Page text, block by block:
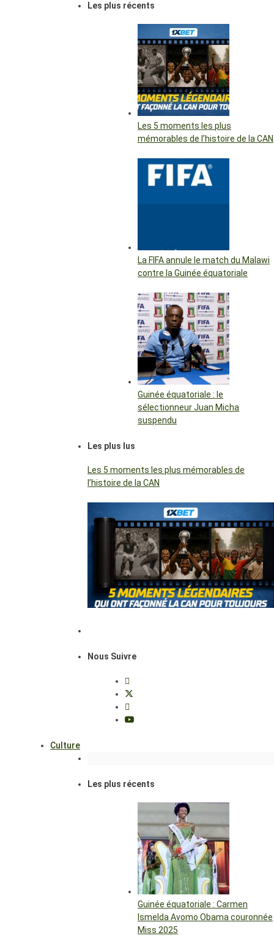
Les plus récents
Les 5 moments les plus
mémorables de l’histoire de la CAN
La FIFA annule le match du Malawi
contre la Guinée équatoriale
Guinée équatoriale : le
sélectionneur Juan Micha
suspendu
Les plus lus
Les 5 moments les plus mémorables de
l’histoire de la CAN
Nous Suivre
Culture
Les plus récents
Guinée équatoriale : Carmen
Ismelda Avomo Obama couronnée
Miss 2025